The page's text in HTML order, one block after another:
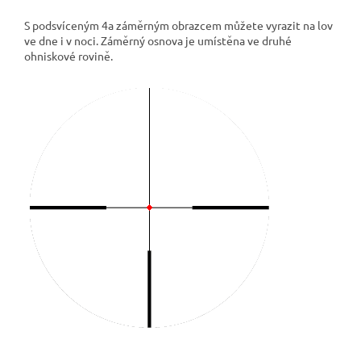
S podsvíceným 4a záměrným obrazcem můžete vyrazit na lov
ve dne i v noci. Záměrný osnova je umístěna ve druhé
ohniskové rovině.